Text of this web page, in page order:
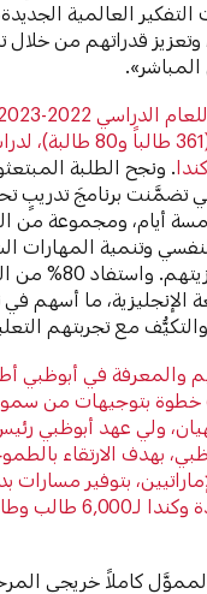
العالمية
وتعزيز قدراتهم من خلال
. ونجح الطلبة
تضمَّنت برنامجَ تدريبٍ
أيام، ومجموعة من
وتنمية المهارات
الحالة لضمان
الإنجليزية، ما أسهم في
مع تجربتهم
والمعرفة في أبوظبي
خطوة بتوجيهات من
ولي عهد أبوظبي
بهدف الارتقاء
بتوفير مسارات
في الولايات المتحدة
كاملاً خريجي